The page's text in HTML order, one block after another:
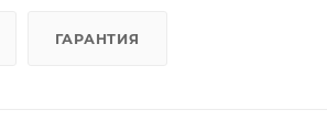
ГАРАНТИЯ